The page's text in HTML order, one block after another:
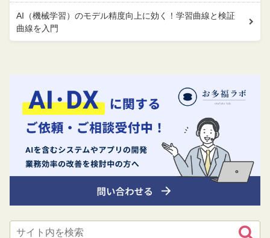
AI（機械学習）のモデル精度向上に効く！学習曲線と検証
曲線を入門